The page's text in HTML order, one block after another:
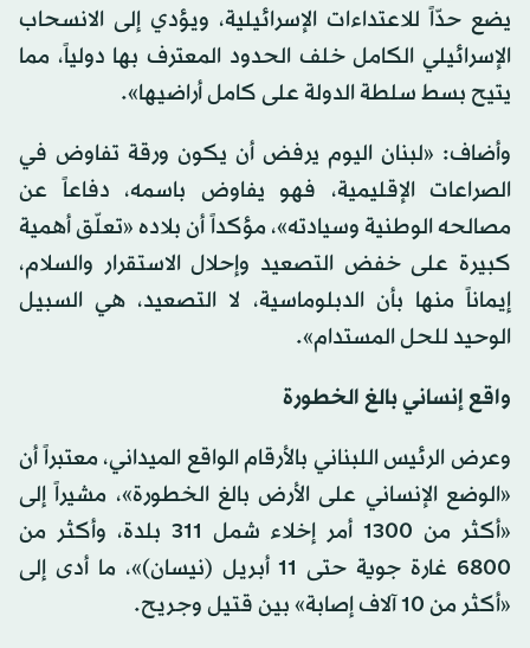
يضع حدّاً للاعتداءات الإسرائيلية، ويؤدي إلى الانسحاب
الإسرائيلي الكامل خلف الحدود المعترف بها دولياً، مما
يتيح بسط سلطة الدولة على كامل أراضيها».
وأضاف: «لبنان اليوم يرفض أن يكون ورقة تفاوض في
الصراعات الإقليمية، فهو يفاوض باسمه، دفاعاً عن
مصالحه الوطنية وسيادته»، مؤكداً أن بلاده «تعلّق أهمية
كبيرة على خفض التصعيد وإحلال الاستقرار والسلام،
إيماناً منها بأن الدبلوماسية، لا التصعيد، هي السبيل
الوحيد للحل المستدام».
واقع إنساني بالغ الخطورة
وعرض الرئيس اللبناني بالأرقام الواقع الميداني، معتبراً أن
«الوضع الإنساني على الأرض بالغ الخطورة»، مشيراً إلى
«أكثر من 1300 أمر إخلاء شمل 311 بلدة، وأكثر من
6800 غارة جوية حتى 11 أبريل (نيسان)»، ما أدى إلى
«أكثر من 10 آلاف إصابة» بين قتيل وجريح.